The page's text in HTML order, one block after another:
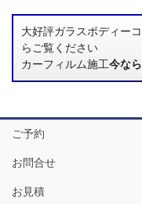
大好評ガラスボディー
らご覧ください
カーフィルム施工今な
ご予約
お問合せ
お見積